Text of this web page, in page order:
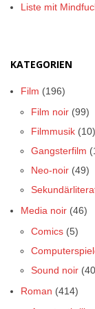
Liste mit
KATEGORIEN
Film (196)
Film noir (99)
Filmmusik (10)
Gangsterfilm
Neo-noir (49)
Media noir (46)
Comics (5)
Sound noir
Roman (414)